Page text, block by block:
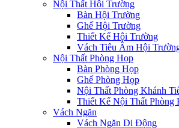
Nội Thất Hội Trường
Bàn Hội Trường
Ghế Hội Trường
Thiết Kế Hội Trường
Vách Tiêu Âm Hội
Nội Thất Phòng Họp
Bàn Phòng Họp
Ghế Phòng Họp
Nội Thất Phòng Khánh
Thiết Kế Nội Thất Phòng
Vách Ngăn
Vách Ngăn Di Động